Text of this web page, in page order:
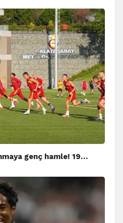
genç hamle! 19…